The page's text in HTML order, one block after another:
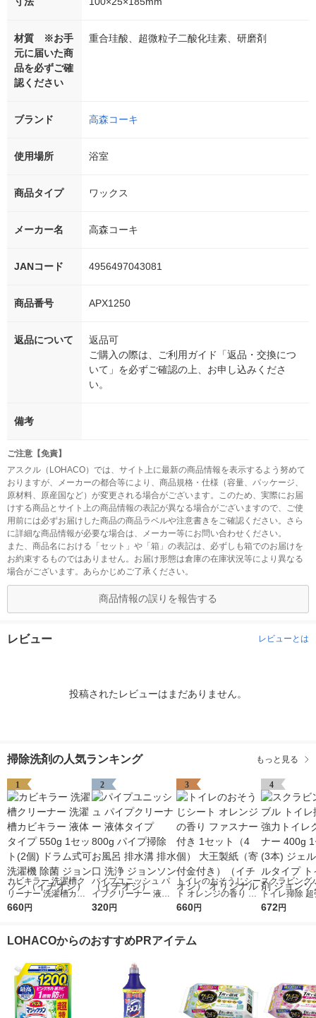
材質 ※お手
元に届いた商
品を必ずご確
認ください
重合珪酸、超微粒子二酸化珪素、研磨剤
ブランド 高森コーキ
使用場所 浴室
商品タイプ ワックス
メーカー名 高森コーキ
JANコード 4956497043081
商品番号 APX1250
返品について
返品可
ご購入の際は、ご利用ガイド「返品・交換につ
いて」を必ずご確認の上、お申し込みくださ
い。
備考
ご注意【免責】
アスクル（LOHACO）では、サイト上に最新の商品情報を表示するよう努めて
おりますが、メーカーの都合等により、商品規格・仕様（容量、パッケージ、
原材料、原産国など）が変更される場合がございます。このため、実際にお届
けする商品とサイト上の商品情報の表記が異なる場合がございますので、ご使
用前には必ずお届けした商品の商品ラベルや注意書きをご確認ください。さら
に詳細な商品情報が必要な場合は、メーカー等にお問い合わせください。
また、商品名における「セット」や「箱」の表記は、必ずしも箱でのお届けを
お約束するものではありません。お届け形態は倉庫の在庫状況等により異なる
場合がございます。あらかじめご了承ください。
商品情報の誤りを報告する
レビュー レビューとは
投稿されたレビューはまだありません。
掃除洗剤の人気ランキング もっと見る
1
カビキラー 洗濯槽ク
リーナー 洗濯槽カビ
キラー 液体タイプ 55
ョンソン（イチオシ）
660円
2
パイプユニッシュ パ
イプクリーナー 液体
タイプ 800g パイプ掃
（イチオシ）
320円
3
トイレのおそうじシー
ト オレンジの香り フ
ァスナー付き 1セット
シ） オリジナル
660円
4
スクラビング
トイレ掃除
イレクリーナ
672円
LOHACOからのおすすめPRアイテム